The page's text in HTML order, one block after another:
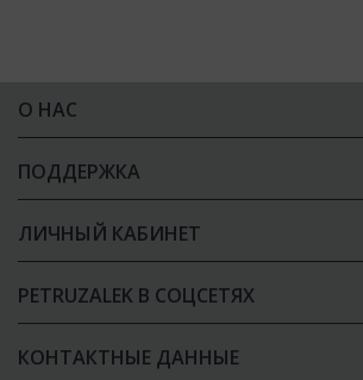
О НАС
ПОДДЕРЖКА
ЛИЧНЫЙ КАБИНЕТ
PETRUZALEK В СОЦСЕТЯХ
КОНТАКТНЫЕ ДАННЫЕ